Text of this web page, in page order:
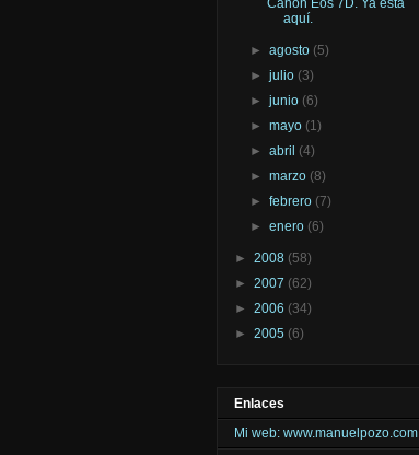
Canon Eos 7D. Ya está
aquí.
►agosto (5)
►julio (3)
►junio (6)
►mayo (1)
►abril (4)
►marzo (8)
►febrero (7)
►enero (6)
► 2008 (58)
► 2007 (62)
► 2006 (34)
► 2005 (6)
Enlaces
Mi web: www.manuelpozo.com